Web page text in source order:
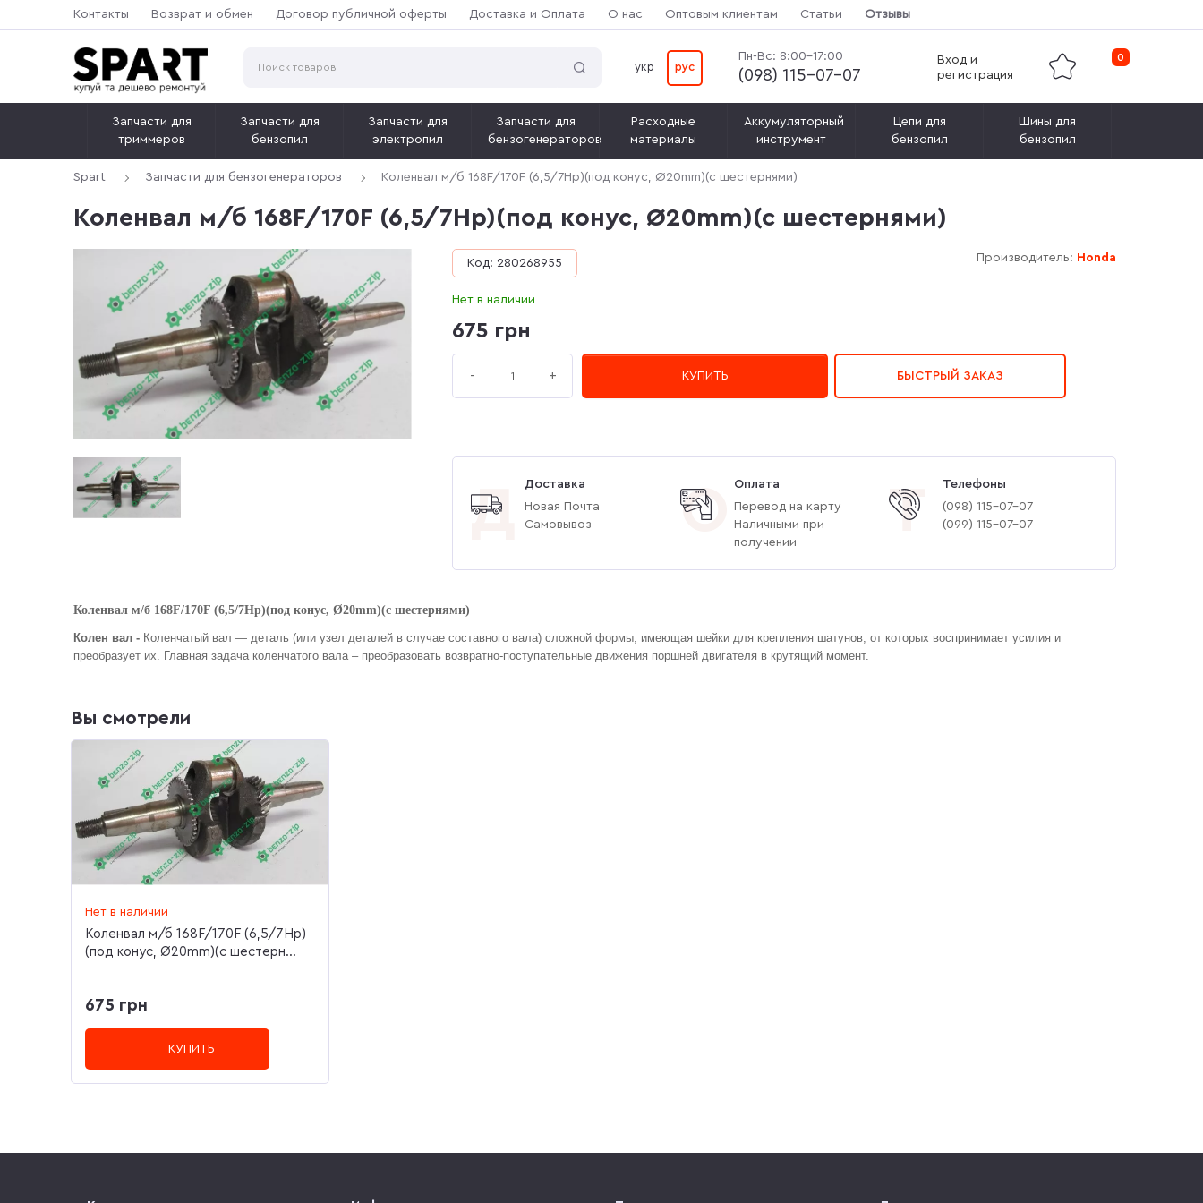
Контакты Возврат и обмен Договор публичной оферты Доставка и Оплата О нас Оптовым клиентам Статьи Отзывы
0
Вход и
регистрация
Пн-Вс: 8:00-17:00
(‎098) 115-07-07
укр рус
Запчасти для
триммеров
Запчасти для
бензопил
Запчасти для
электропил
Запчасти для
бензогенераторов
Расходные
материалы
Аккумуляторный
инструмент
Цепи для
бензопил
Шины для
бензопил
Spart Запчасти для бензогенераторов Коленвал м/б 168F/170F (6,5/7Hp)(под конус, Ø20mm)(c шестернями)
Коленвал м/б 168F/170F (6,5/7Hp)(под конус, Ø20mm)(c шестернями)
Производитель: Honda
Код: 280268955
Нет в наличии
675 грн
- + КУПИТЬ БЫСТРЫЙ ЗАКАЗ
Д
Доставка
Новая Почта
Самовывоз
О
Оплата
Перевод на карту
Наличными при
получении
Т
Телефоны
(‎098) 115-07-07
(‎099) 115-07-07
Коленвал м/б 168F/170F (6,5/7Hp)(под конус, Ø20mm)(c шестернями)
Колен вал - Коленчатый вал — деталь (или узел деталей в случае составного вала) сложной формы, имеющая шейки для крепления шатунов, от которых воспринимает усилия и
преобразует их. Главная задача коленчатого вала – преобразовать возвратно-поступательные движения поршней двигателя в крутящий момент.
Вы смотрели
Нет в наличии
Коленвал м/б 168F/170F (6,5/7Hp)
(под конус, Ø20mm)(c шестерн...
675 грн
КУПИТЬ